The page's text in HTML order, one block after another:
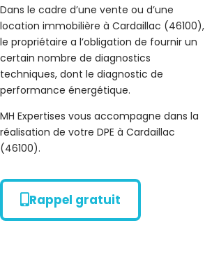
Dans le cadre d’une vente ou d’une
location immobilière à Cardaillac (46100),
le propriétaire a l’obligation de fournir un
certain nombre de diagnostics
techniques, dont le diagnostic de
performance énergétique.
MH Expertises vous accompagne dans la
réalisation de votre DPE à Cardaillac
(46100).
Rappel gratuit